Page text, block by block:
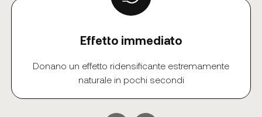
Effetto immediato
Donano un effetto ridensificante estremamente
naturale in pochi secondi